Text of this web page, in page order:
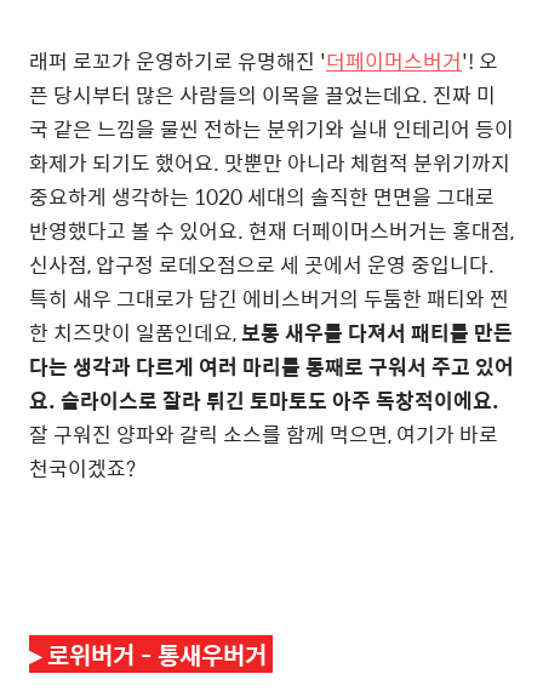
래퍼 로꼬가 운영하기로 유명해진 '더페이머스버거'! 오
픈 당시부터 많은 사람들의 이목을 끌었는데요. 진짜 미
국 같은 느낌을 물씬 전하는 분위기와 실내 인테리어 등이
화제가 되기도 했어요. 맛뿐만 아니라 체험적 분위기까지
중요하게 생각하는 1020 세대의 솔직한 면면을 그대로
반영했다고 볼 수 있어요. 현재 더페이머스버거는 홍대점,
신사점, 압구정 로데오점으로 세 곳에서 운영 중입니다.
특히 새우 그대로가 담긴 에비스버거의 두툼한 패티와 찐
한 치즈맛이 일품인데요,보통 새우를 다져서 패티를 만든
다는 생각과 다르게 여러 마리를 통째로 구워서 주고 있어
요. 슬라이스로 잘라 튀긴 토마토도 아주 독창적이에요.
잘 구워진 양파와 갈릭 소스를 함께 먹으면, 여기가 바로
천국이겠죠?
▸로위버거 - 통새우버거